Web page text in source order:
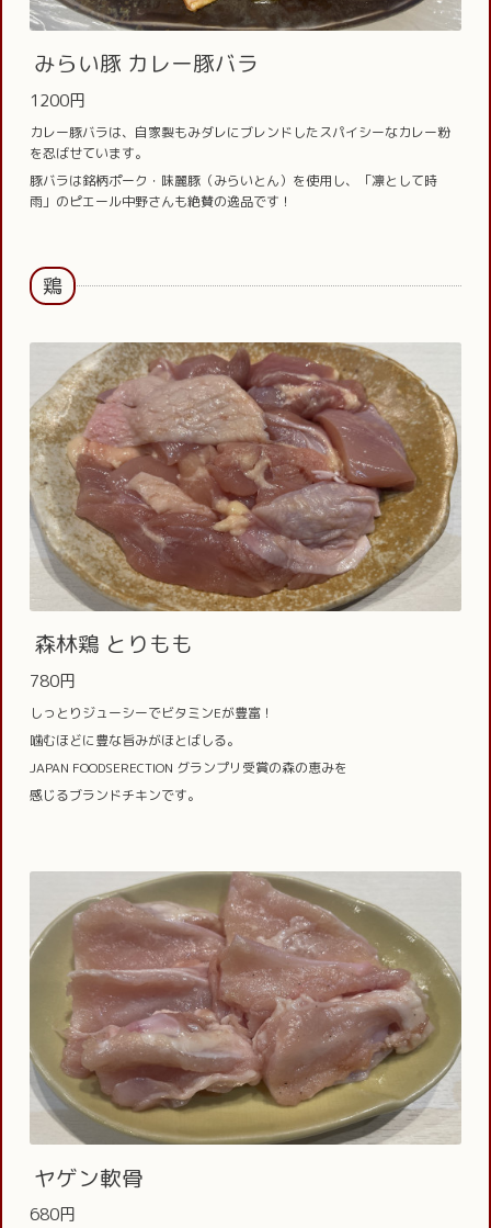
みらい豚 カレー豚バラ
1200円
カレー豚バラは、自家製もみダレにブレンドしたスパイシーなカレー粉
を忍ばせています。
豚バラは銘柄ポーク・味麗豚（みらいとん）を使用し、「凛として時
雨」のピエール中野さんも絶賛の逸品です！
鶏
森林鶏 とりもも
780円
しっとりジューシーでビタミンEが豊富！
噛むほどに豊な旨みがほとばしる。
JAPAN FOODSERECTION グランプリ受賞の森の恵みを
感じるブランドチキンです。
ヤゲン軟骨
680円